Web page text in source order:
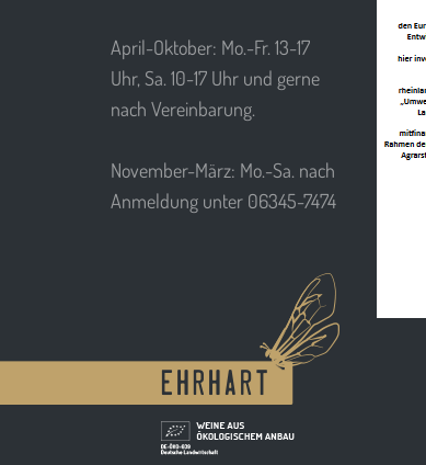
April-Oktober: Mo.-Fr. 13-17
Uhr, Sa. 10-17 Uhr und gerne
nach Vereinbarung.
November-März: Mo.-Sa. nach
Anmeldung unter 06345-7474